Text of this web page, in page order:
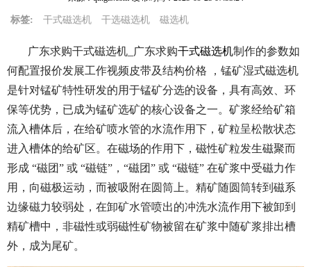
标签: 干式磁选机 干选磁选机 磁选机
广东求购干式磁选机_广东求购干式磁选机制作的参数如
何配置报价发展工作视频皮带及结构价格 ，锰矿湿式磁选机
是针对锰矿特性研发的用于锰矿分选的设备，具有高效、环
保等优势，已成为锰矿选矿的核心设备之一。矿浆经给矿箱
流入槽体后，在给矿喷水管的水流作用下，矿粒呈松散状态
进入槽体的给矿区。在磁场的作用下，磁性矿粒发生磁聚而
形成 “磁团” 或 “磁链”，“磁团” 或 “磁链” 在矿浆中受磁力作
用，向磁极运动，而被吸附在圆筒上。精矿随圆筒转到磁系
边缘磁力较弱处，在卸矿水管喷出的冲洗水流作用下被卸到
精矿槽中，非磁性或弱磁性矿物被留在矿浆中随矿浆排出槽
外，成为尾矿。